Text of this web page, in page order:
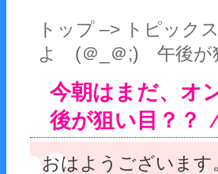
トップ –> トピックス
よ (＠_＠;) 午後が
今朝はまだ、
後が狙い目？？
おはようございます